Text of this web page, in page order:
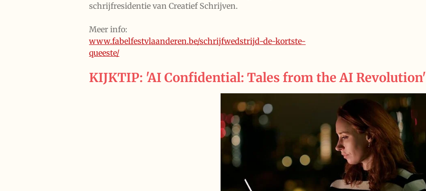
schrijfresidentie van Creatief Schrijven.
Meer info:
www.fabelfestvlaanderen.be/schrijfwedstrijd-de-kortste-
queeste/
KIJKTIP: 'AI Confidential: Tales from the AI Revolution'